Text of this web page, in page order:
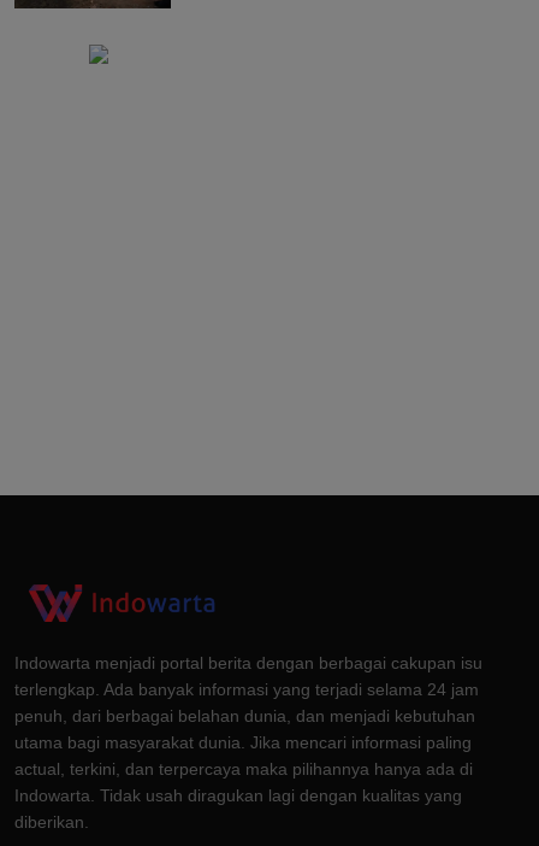
Indowarta menjadi portal berita dengan berbagai cakupan isu
terlengkap. Ada banyak informasi yang terjadi selama 24 jam
penuh, dari berbagai belahan dunia, dan menjadi kebutuhan
utama bagi masyarakat dunia. Jika mencari informasi paling
actual, terkini, dan terpercaya maka pilihannya hanya ada di
Indowarta. Tidak usah diragukan lagi dengan kualitas yang
diberikan.